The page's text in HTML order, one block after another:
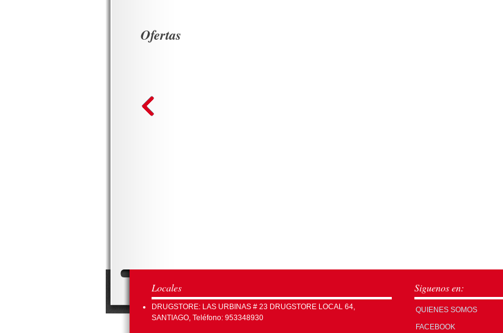
Ofertas
Locales
DRUGSTORE: LAS URBINAS # 23 DRUGSTORE LOCAL 64,
SANTIAGO, Teléfono: 953348930
Siguenos en:
QUIENES SOMOS
FACEBOOK